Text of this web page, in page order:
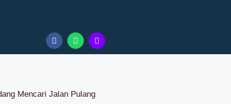
Mencari Jalan Pulang